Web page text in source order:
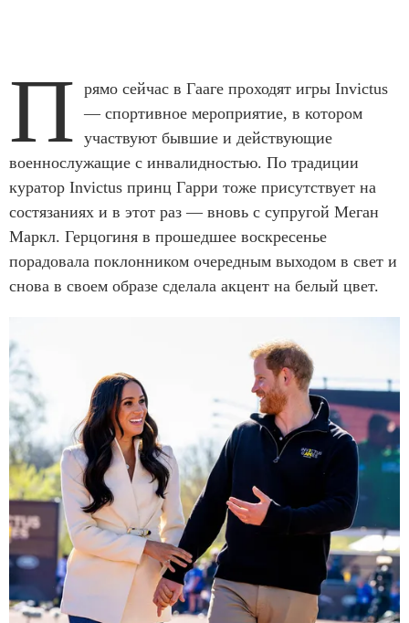
П рямо сейчас в Гааге проходят игры Invictus
— спортивное мероприятие, в котором
участвуют бывшие и действующие
военнослужащие с инвалидностью. По традиции
куратор Invictus принц Гарри тоже присутствует на
состязаниях и в этот раз — вновь с супругой Меган
Маркл. Герцогиня в прошедшее воскресенье
порадовала поклонником очередным выходом в свет и
снова в своем образе сделала акцент на белый цвет.